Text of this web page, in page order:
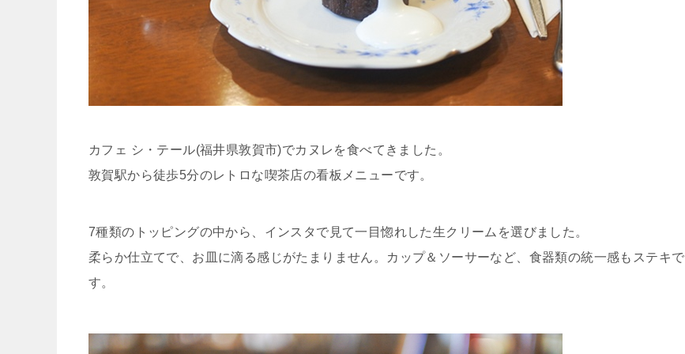
カフェ シ・テール(福井県敦賀市)でカヌレを食べてきました。
敦賀駅から徒歩5分のレトロな喫茶店の看板メニューです。
7種類のトッピングの中から、インスタで見て一目惚れした生クリームを選びました。
柔らか仕立てで、お皿に滴る感じがたまりません。カップ＆ソーサーなど、食器類の統一感もステキで
す。